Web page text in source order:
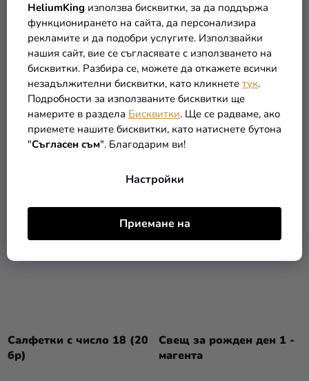
HeliumKing използва бисквитки, за да поддържа
функционирането на сайта, да персонализира
рекламите и да подобри услугите. Използвайки
нашия сайт, вие се съгласявате с използването на
бисквитки. Разбира се, можете да откажете всички
незадължителни бисквитки, като кликнете тук.
Подробности за използваните бисквитки ще
намерите в раздела Бисквитки. Ще се радваме, ако
приемете нашите бисквитки, като натиснете бутона
"Съгласен съм". Благодарим ви!
Настройки
Приемане на
Пастелен балон Happy
Birthday бял или черен 1
0,35 €
В КОЛИЧКАТА
Салфетки Happy
Birthday - Milestone 20
бр
1,69 €
1,89 € (–10 %)
Салфетки с число 18 (20
бр)
Свещ за рожден ден 1 -
магента